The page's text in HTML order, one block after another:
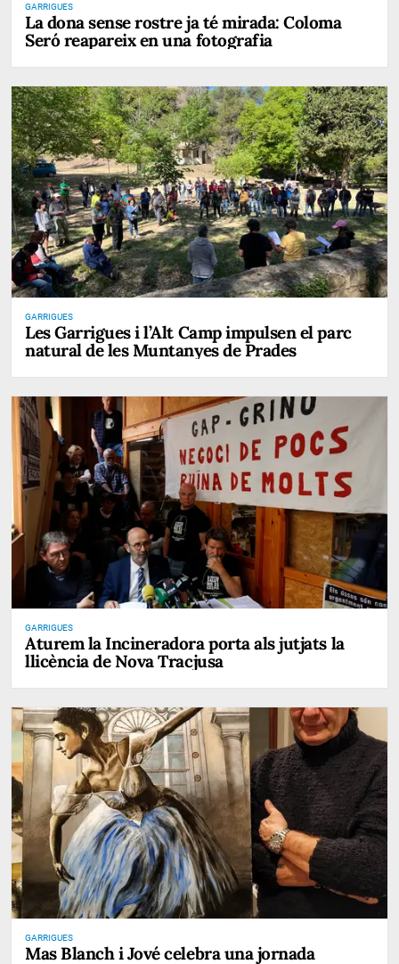
GARRIGUES
La dona sense rostre ja té mirada: Coloma
Seró reapareix en una fotografia
GARRIGUES
Les Garrigues i l’Alt Camp impulsen el parc
natural de les Muntanyes de Prades
GARRIGUES
Aturem la Incineradora porta als jutjats la
llicència de Nova Tracjusa
GARRIGUES
Mas Blanch i Jové celebra una jornada